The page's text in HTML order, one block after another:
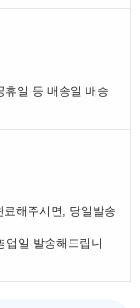
휴일 등 배송일 배송
해주시면, 당일발송
일 발송해드립니